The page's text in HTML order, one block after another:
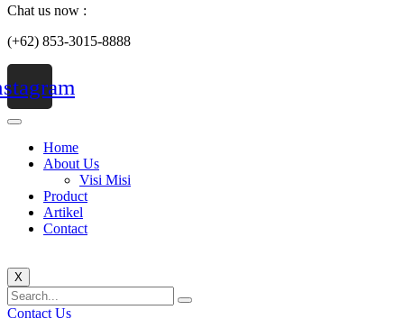
Chat us now :
(+62) 853-3015-8888
Home
About Us
Visi Misi
Product
Artikel
Contact
X
Contact Us